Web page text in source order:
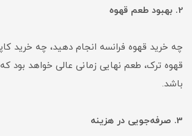
2. بهبود طعم قهوه
چه خرید قهوه فرانسه انجام دهید، چه خرید
قهوه ترک، طعم نهایی زمانی عالی خواهد بود
باشد.
3. صرفه‌جویی در هزینه